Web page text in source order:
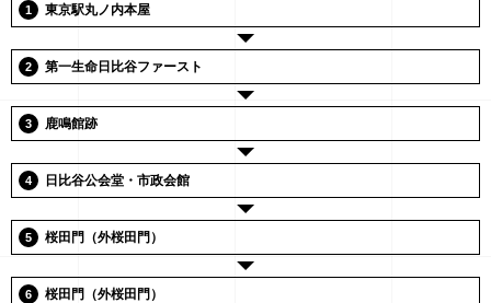
東京駅丸ノ内本屋
第一生命日比谷ファースト
鹿鳴館跡
日比谷公会堂・市政会館
桜田門（外桜田門）
桜田門（外桜田門）